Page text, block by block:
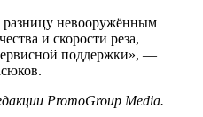
невооружённым
и скорости реза,
поддержки», —
PromoGroup Media.